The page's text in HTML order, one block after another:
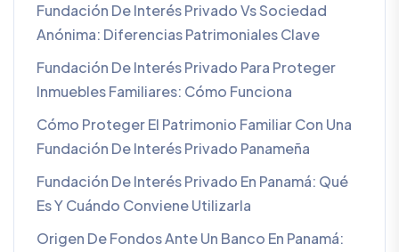
Fundación De Interés Privado Vs Sociedad
Anónima: Diferencias Patrimoniales Clave
Fundación De Interés Privado Para Proteger
Inmuebles Familiares: Cómo Funciona
Cómo Proteger El Patrimonio Familiar Con Una
Fundación De Interés Privado Panameña
Fundación De Interés Privado En Panamá: Qué
Es Y Cuándo Conviene Utilizarla
Origen De Fondos Ante Un Banco En Panamá: